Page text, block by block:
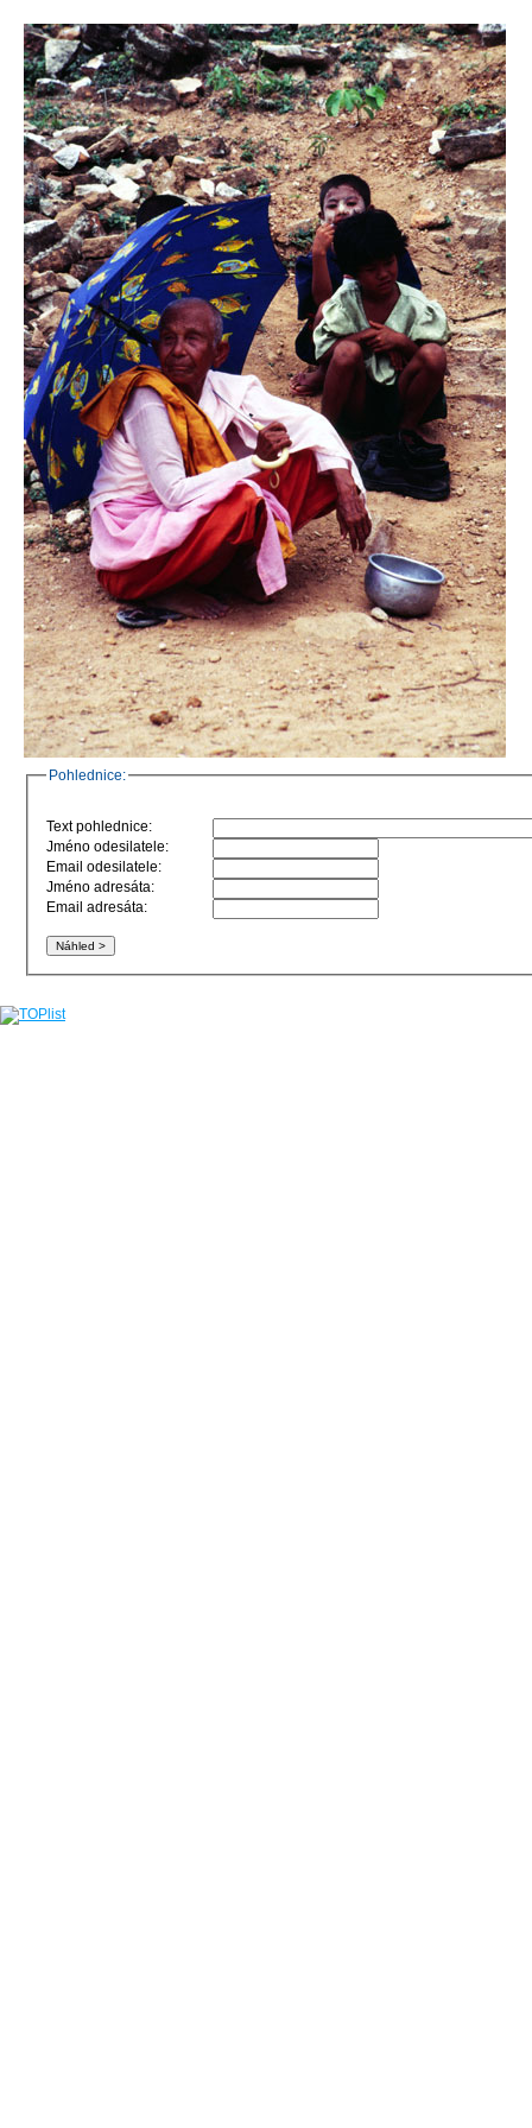
Pohlednice:
Text pohlednice:
Jméno odesilatele:
Email odesilatele:
Jméno adresáta:
Email adresáta: